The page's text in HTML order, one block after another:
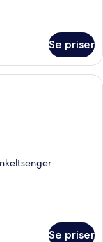
Se priser
topp kvalitet,
Se priser